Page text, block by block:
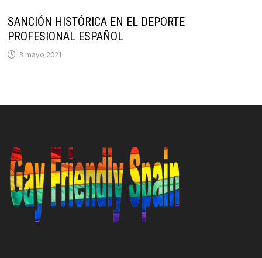
SANCIÓN HISTÓRICA EN EL DEPORTE
PROFESIONAL ESPAÑOL
3 mayo 2021